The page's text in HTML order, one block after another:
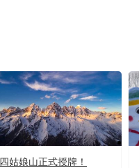
四姑娘山正式授牌！